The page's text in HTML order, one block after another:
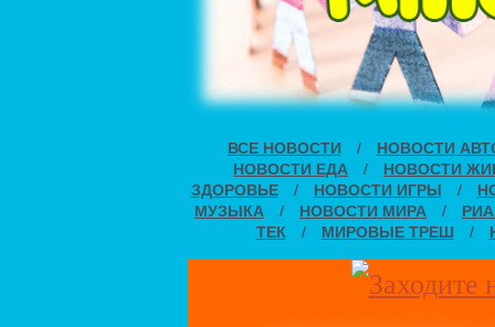
ВСЕ НОВОСТИ /
НОВОСТИ
НОВОСТИ ЕДА
/
НОВОСТИ
ЗДОРОВЬЕ
/ НОВОСТИ ИГРЫ /
МУЗЫКА
/ НОВОСТИ МИРА /
ТЕК
/ МИРОВЫЕ ТРЕШ /